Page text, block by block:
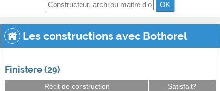
OK
Les constructions avec Bothorel
Finistere (29)
Récit de construction
Satisfait?